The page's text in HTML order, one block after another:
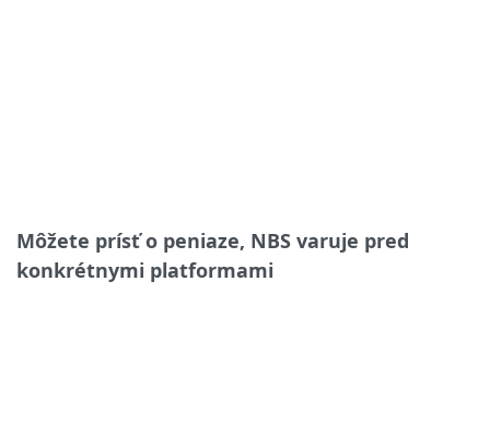
Môžete prísť o peniaze, NBS varuje pred
konkrétnymi platformami